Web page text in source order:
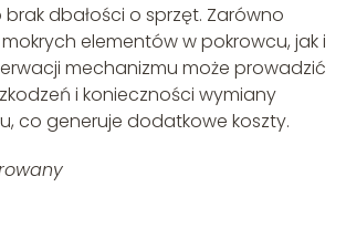
dbałości o sprzęt. Zarówno
elementów w pokrowcu, jak i
mechanizmu może prowadzić
i konieczności wymiany
co generuje dodatkowe koszty.